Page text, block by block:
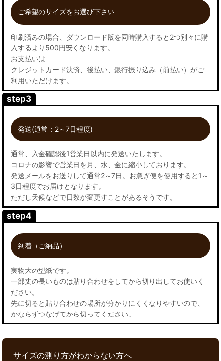
ご希望のサイズをお選び下さい
印刷済みの場合、ダウンロード版を同時購入すると2つ別々に購
入するより500円安くなります。
お支払いは
クレジットカード決済、後払い、銀行振り込み（前払い）がご
利用いただけます。
step3
発送(通常：2～7日程度)
通常、入金確認後1営業日以内に発送いたします。
コロナの影響で営業日を月、水、金に縮小しております。
発送メールをお送りして通常2～7日。お急ぎ便を使用すると1～
3日程度でお届けとなります。
ただし天候などで日数が変更すことがあるそうです。
step4
到着（ご納品）
実物大の型紙です。
一部丈の長いものは貼り合わせをしてから切り出してお使いく
ださい。
先に切ると貼り合わせの場所が分かりにくくなりやすいので、
かならずつなげてから切ってください。
サイズの測り方がわからない方へ